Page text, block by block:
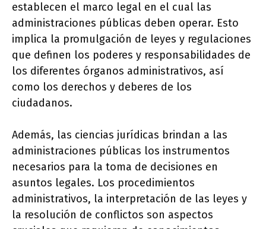
establecen el marco legal en el cual las
administraciones públicas deben operar. Esto
implica la promulgación de leyes y regulaciones
que definen los poderes y responsabilidades de
los diferentes órganos administrativos, así
como los derechos y deberes de los
ciudadanos.
Además, las ciencias jurídicas brindan a las
administraciones públicas los instrumentos
necesarios para la toma de decisiones en
asuntos legales. Los procedimientos
administrativos, la interpretación de las leyes y
la resolución de conflictos son aspectos